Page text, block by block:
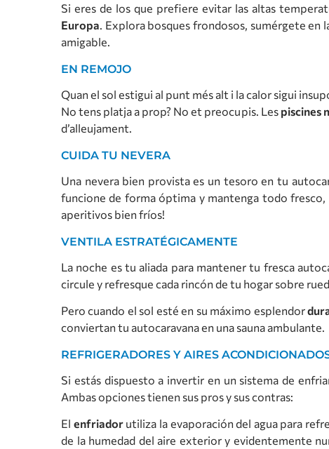
Si eres de los que prefiere evitar las altas
Europa. Explora bosques frondosos, sumérgete en
amigable.
EN REMOJO
Quan el sol estigui al punt més alt i la calor sigui
No tens platja a prop? No et preocupis. Les piscines
d’alleujament.
CUIDA TU NEVERA
Una nevera bien provista es un tesoro en tu
funcione de forma óptima y mantenga todo fresco,
aperitivos bien fríos!
VENTILA ESTRATÉGICAMENTE
La noche es tu aliada para mantener tu fresca
circule y refresque cada rincón de tu hogar sobre
Pero cuando el sol esté en su máximo esplendor
conviertan tu autocaravana en una sauna ambulante.
REFRIGERADORES Y AIRES
Si estás dispuesto a invertir en un sistema de
Ambas opciones tienen sus pros y sus contras:
El enfriadorutiliza la evaporación del agua para
de la humedad del aire exterior y evidentemente